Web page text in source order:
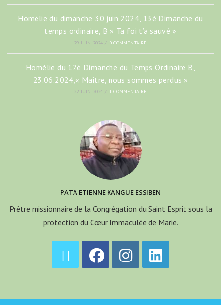
Homélie du dimanche 30 juin 2024, 13è Dimanche du
temps ordinaire, B » Ta foi t’a sauvé »
29 JUIN 2024 / 0 COMMENTAIRE
Homélie du 12è Dimanche du Temps Ordinaire B,
23.06.2024,« Maitre, nous sommes perdus »
22 JUIN 2024 / 1 COMMENTAIRE
PATA ETIENNE KANGUE ESSIBEN
Prêtre missionnaire de la Congrégation du Saint Esprit sous la
protection du Cœur Immaculée de Marie.